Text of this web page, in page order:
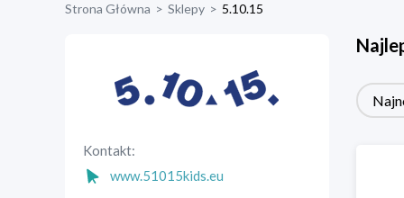
Strona Główna > Sklepy > 5.10.15
Kontakt:
www.51015kids.eu